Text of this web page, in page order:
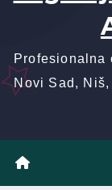
Profesionalna
Novi Sad,